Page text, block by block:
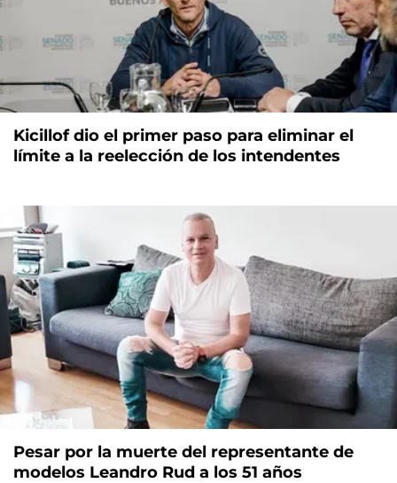
Kicillof dio el primer paso para eliminar el
límite a la reelección de los intendentes
Pesar por la muerte del representante de
modelos Leandro Rud a los 51 años